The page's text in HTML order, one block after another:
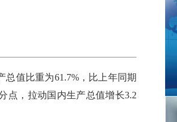
值比重为61.7%，比上年同期
点，拉动国内生产总值增长3.2